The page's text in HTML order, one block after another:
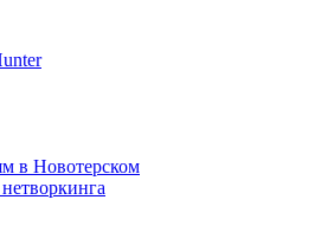
в Новотерском